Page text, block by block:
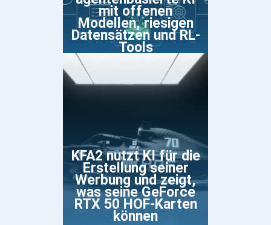
mit offenen
Modellen, riesigen
Datensätzen und RL-
Tools
KFA2 nutzt KI für die
Erstellung seiner
Werbung und zeigt,
was seine GeForce
RTX 50 HOF-Karten
können